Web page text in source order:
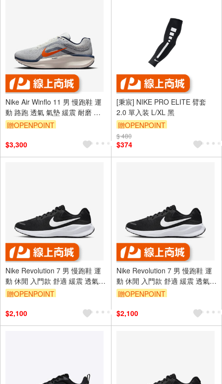
Nike Air Winflo 11 男 慢跑鞋 運
動 路跑 透氣 氣墊 緩震 耐磨 灰
藍 [FJ9509-103]
贈OPENPOINT
$3,300
[秉宸] NIKE PRO ELITE 臂套
2.0 單入装 L/XL 黑
贈OPENPOINT
$ 480
$374
Nike Revolution 7 男 慢跑鞋 運
動 休閒 入門款 舒適 緩震 透氣
黑白 [FB2207-001]
贈OPENPOINT
$2,100
Nike Revolution 7 男 慢跑鞋 運
動 休閒 入門款 舒適 緩震 透氣
黑白 [FB2207-001]
贈OPENPOINT
$2,100